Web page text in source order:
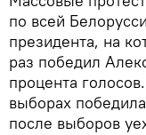
по всей
президента, на
раз победил
процента
выборах
после выборов